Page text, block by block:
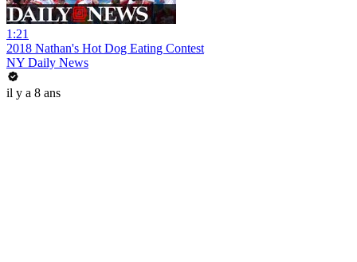
1:21
2018 Nathan's Hot Dog Eating Contest
NY Daily News
il y a 8 ans